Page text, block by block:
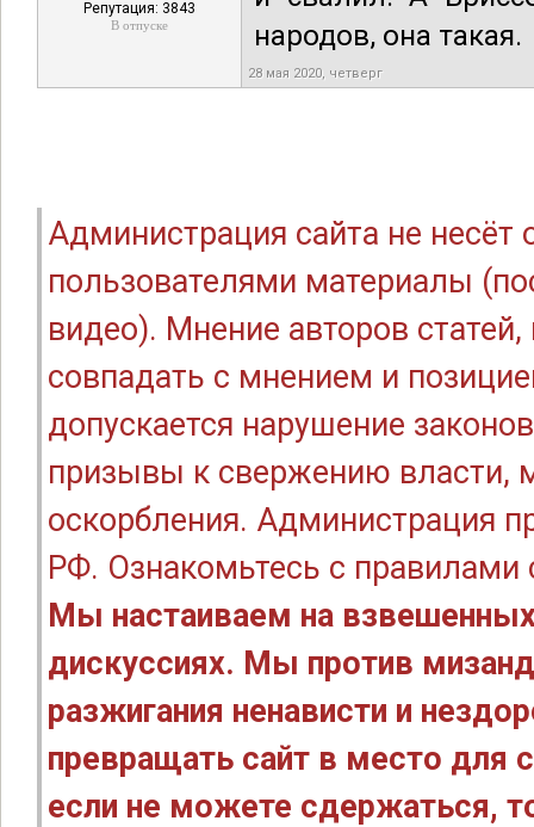
Репутация: 3843
В отпуске
народов, она такая.
28 мая 2020, четверг
Администрация сайта не
пользователями материалы
видео). Мнение авторов
совпадать с мнением и
допускается нарушение
призывы к свержению власти,
оскорбления. Администрация
РФ. Ознакомьтесь с правилами
Мы настаиваем на
дискуссиях. Мы против
разжигания ненависти и
превращать сайт в место для
если не можете сдержаться,